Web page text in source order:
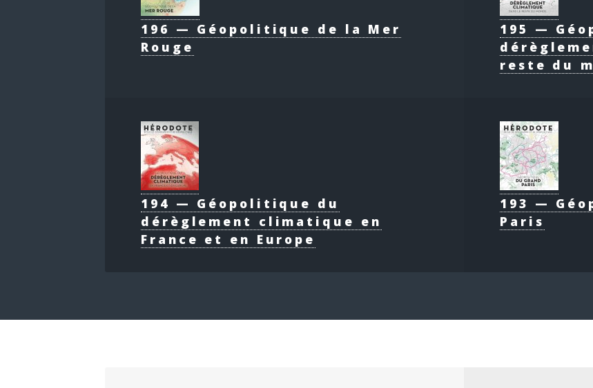
196 — Géopolitique de la Mer
Rouge
195 —
reste du
194 — Géopolitique du
dérèglement climatique en
France et en Europe
193 —
Paris